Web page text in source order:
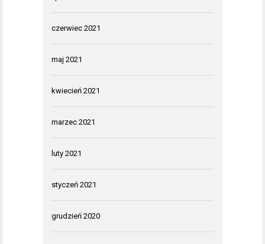
czerwiec 2021
maj 2021
kwiecień 2021
marzec 2021
luty 2021
styczeń 2021
grudzień 2020